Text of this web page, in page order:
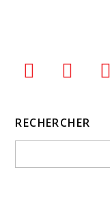
RECHERCHER